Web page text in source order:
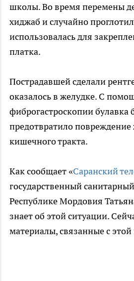
школы. Во время перемены
хиджаб и случайно
использовалась для
платка.
Пострадавшей сделали
оказалось в желудке. С
фиброгастроскопии булавка
предотвратило
кишечного тракта.
Как сообщает «Саранский
государственный
Республике Мордовия
знает об этой ситуации.
материалы, связанные с этой